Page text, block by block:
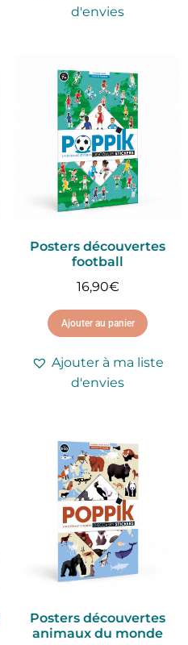
d'envies
Posters découvertes
football
16,90€
Ajouter au panier
Ajouter à ma liste
d'envies
Posters découvertes
animaux du monde